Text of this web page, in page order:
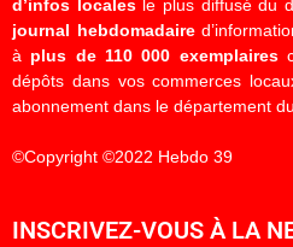
d’infos localesle plus diffusé du
journal hebdomadaire
à plus de 110 000 exemplaires
dépôts dans vos commerces
abonnement dans le département
©Copyright ©2022 Hebdo 39
INSCRIVEZ-VOUS À LA